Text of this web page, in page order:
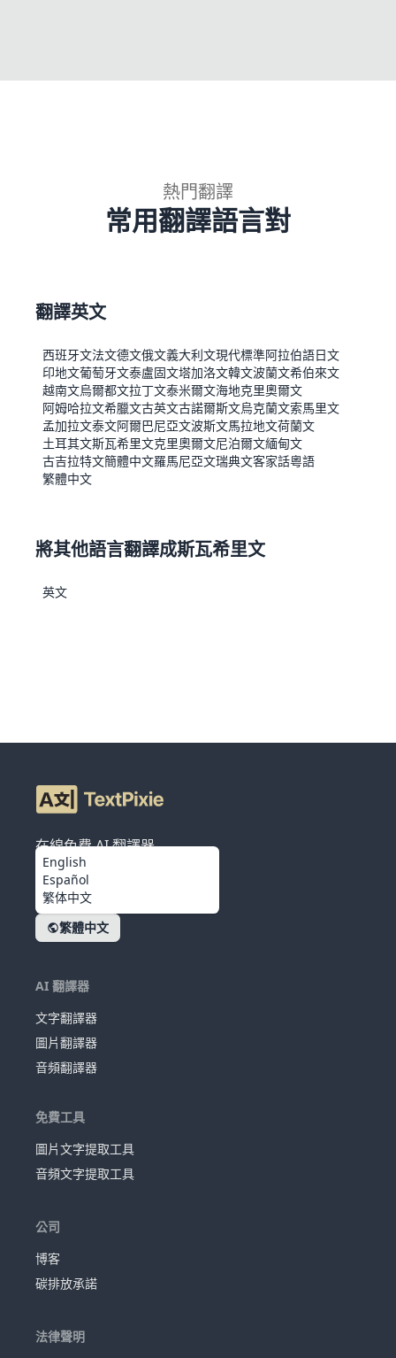
熱門翻譯
常用翻譯語言對
翻譯英文
西班牙文法文德文俄文義大利文現代標準阿拉伯語日文
印地文葡萄牙文泰盧固文塔加洛文韓文波蘭文希伯來文
越南文烏爾都文拉丁文泰米爾文海地克里奧爾文
阿姆哈拉文希臘文古英文古諾爾斯文烏克蘭文索馬里文
孟加拉文泰文阿爾巴尼亞文波斯文馬拉地文荷蘭文
土耳其文斯瓦希里文克里奧爾文尼泊爾文緬甸文
古吉拉特文簡體中文羅馬尼亞文瑞典文客家話粵語
繁體中文
將其他語言翻譯成斯瓦希里文
英文
在線免費 AI 翻譯器
繁體中文
English
Español
繁体中文
AI 翻譯器
文字翻譯器
圖片翻譯器
音頻翻譯器
免費工具
圖片文字提取工具
音頻文字提取工具
公司
博客
碳排放承諾
法律聲明